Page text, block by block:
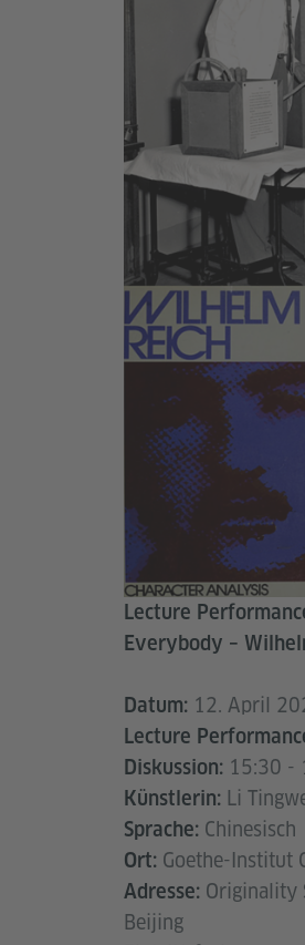
Lecture
Everybody –
Datum: 12. April
Lecture
Diskussion: 15:30 -
Künstlerin: Li
Sprache: Chinesisch
Ort: Goethe-Institut
Adresse: Originality
Beijing